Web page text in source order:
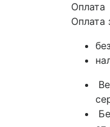
Оплата
Оплата